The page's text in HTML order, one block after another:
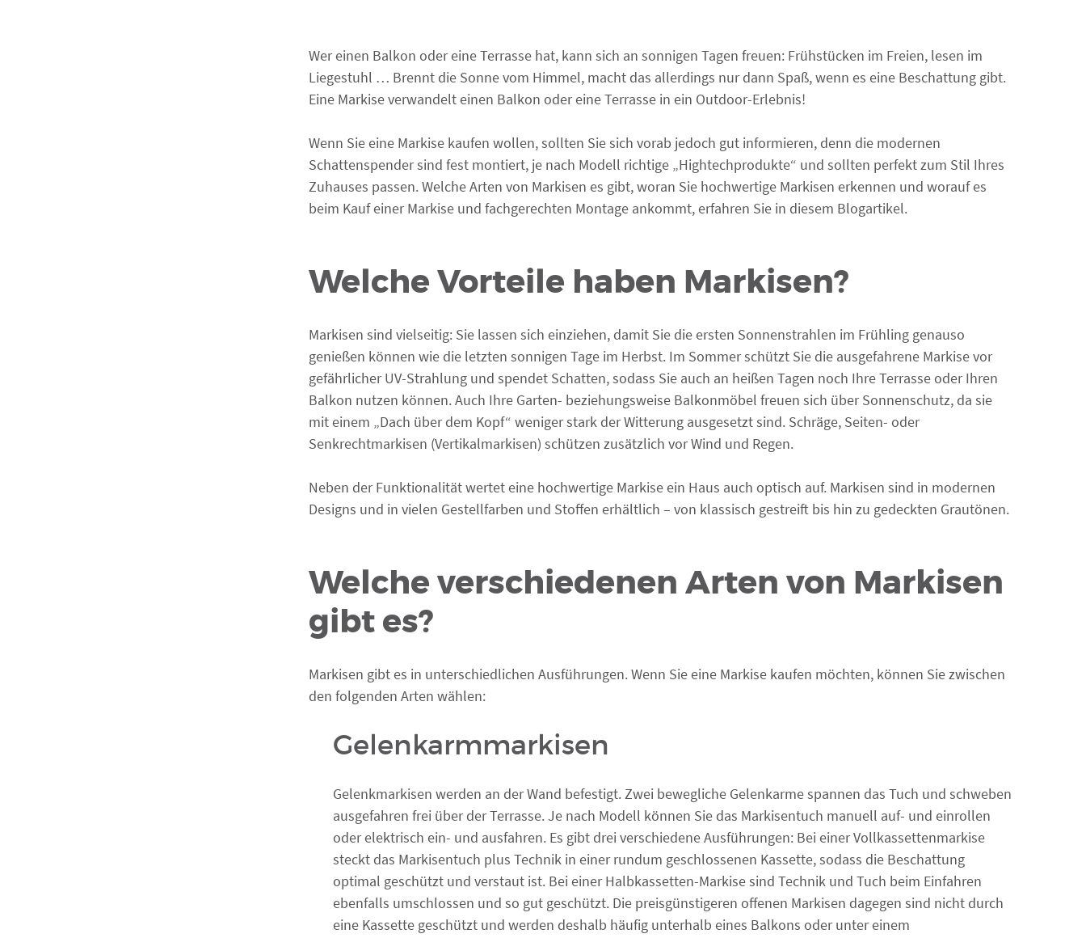
Wer einen Balkon oder eine Terrasse hat, kann sich an sonnigen Tagen freuen: Frühstücken im Freien, lesen im
Liegestuhl … Brennt die Sonne vom Himmel, macht das allerdings nur dann Spaß, wenn es eine Beschattung gibt.
Eine Markise verwandelt einen Balkon oder eine Terrasse in ein Outdoor-Erlebnis!
Wenn Sie eine Markise kaufen wollen, sollten Sie sich vorab jedoch gut informieren, denn die modernen
Schattenspender sind fest montiert, je nach Modell richtige „Hightechprodukte“ und sollten perfekt zum Stil Ihres
Zuhauses passen. Welche Arten von Markisen es gibt, woran Sie hochwertige Markisen erkennen und worauf es
beim Kauf einer Markise und fachgerechten Montage ankommt, erfahren Sie in diesem Blogartikel.
Welche Vorteile haben Markisen?
Markisen sind vielseitig: Sie lassen sich einziehen, damit Sie die ersten Sonnenstrahlen im Frühling genauso
genießen können wie die letzten sonnigen Tage im Herbst. Im Sommer schützt Sie die ausgefahrene Markise vor
gefährlicher UV-Strahlung und spendet Schatten, sodass Sie auch an heißen Tagen noch Ihre Terrasse oder Ihren
Balkon nutzen können. Auch Ihre Garten- beziehungsweise Balkonmöbel freuen sich über Sonnenschutz, da sie
mit einem „Dach über dem Kopf“ weniger stark der Witterung ausgesetzt sind. Schräge, Seiten- oder
Senkrechtmarkisen (Vertikalmarkisen) schützen zusätzlich vor Wind und Regen.
Neben der Funktionalität wertet eine hochwertige Markise ein Haus auch optisch auf. Markisen sind in modernen
Designs und in vielen Gestellfarben und Stoffen erhältlich – von klassisch gestreift bis hin zu gedeckten Grautönen.
Welche verschiedenen Arten von Markisen
gibt es?
Markisen gibt es in unterschiedlichen Ausführungen. Wenn Sie eine Markise kaufen möchten, können Sie zwischen
den folgenden Arten wählen:
Gelenkarmmarkisen
Gelenkmarkisen werden an der Wand befestigt. Zwei bewegliche Gelenkarme spannen das Tuch und schweben
ausgefahren frei über der Terrasse. Je nach Modell können Sie das Markisentuch manuell auf- und einrollen
oder elektrisch ein- und ausfahren. Es gibt drei verschiedene Ausführungen: Bei einer Vollkassettenmarkise
steckt das Markisentuch plus Technik in einer rundum geschlossenen Kassette, sodass die Beschattung
optimal geschützt und verstaut ist. Bei einer Halbkassetten-Markise sind Technik und Tuch beim Einfahren
ebenfalls umschlossen und so gut geschützt. Die preisgünstigeren offenen Markisen dagegen sind nicht durch
eine Kassette geschützt und werden deshalb häufig unterhalb eines Balkons oder unter einem